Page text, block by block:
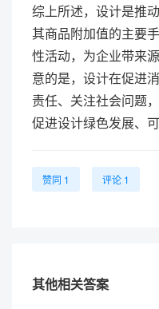
综上所述，设计是推
其商品附加值的主要
性活动，为企业带来
意的是，设计在促进
责任、关注社会问题
促进设计绿色发展、可
赞同 1 评论 1
其他相关答案